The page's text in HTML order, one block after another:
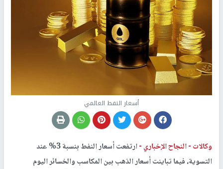
أسعار النفط العالمي
وكالات -النجاح الإخباري -
ارتفعت أسعار النفط بنسبة 3% عند
التسوية، فيما تباينت أسعار الذهب بين المكاسب والخسائر اليوم